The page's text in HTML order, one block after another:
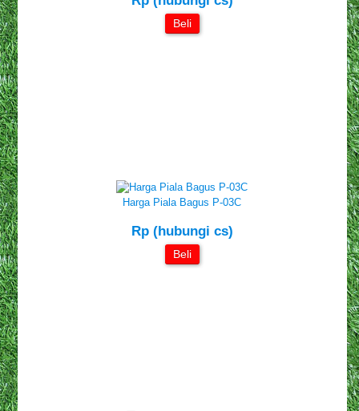
Beli
Harga Piala Bagus P-03C
Rp (hubungi cs)
Beli